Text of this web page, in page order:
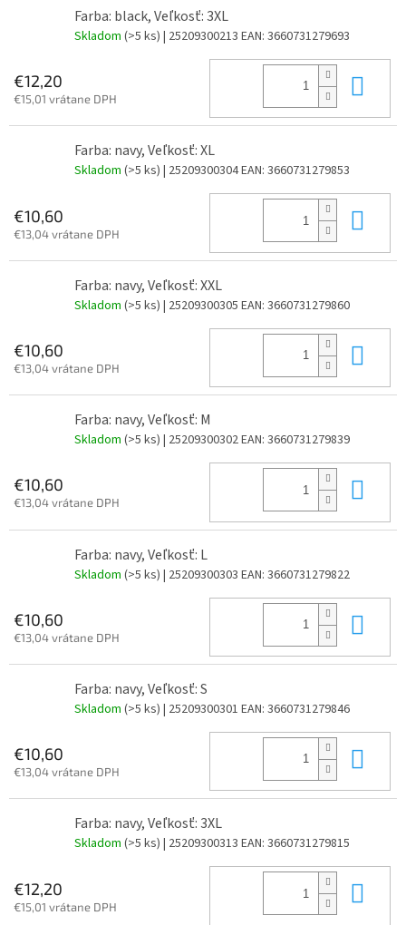
Farba: black, Veľkosť: 3XL
Skladom (>5 ks) | 25209300213 EAN: 3660731279693
€12,20
€15,01 vrátane DPH
Farba: navy, Veľkosť: XL
Skladom (>5 ks) | 25209300304EAN: 3660731279853
€10,60
€13,04 vrátane DPH
Farba: navy, Veľkosť: XXL
Skladom (>5 ks) | 25209300305 EAN: 3660731279860
€10,60
€13,04 vrátane DPH
Farba: navy, Veľkosť: M
Skladom (>5 ks) | 25209300302EAN: 3660731279839
€10,60
€13,04 vrátane DPH
Farba: navy, Veľkosť: L
Skladom (>5 ks) | 25209300303 EAN: 3660731279822
€10,60
€13,04 vrátane DPH
Farba: navy, Veľkosť: S
Skladom (>5 ks) | 25209300301 EAN: 3660731279846
€10,60
€13,04 vrátane DPH
Farba: navy, Veľkosť: 3XL
Skladom (>5 ks) | 25209300313 EAN: 3660731279815
€12,20
€15,01 vrátane DPH